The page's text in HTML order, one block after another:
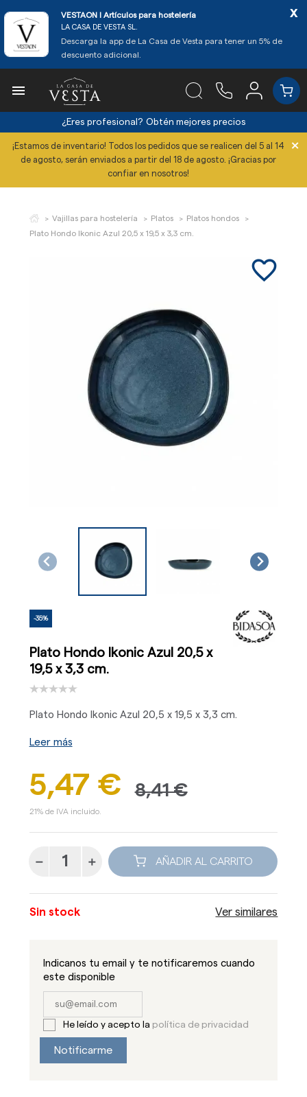
VESTAON l Artículos para hostelería
LA CASA DE VESTA SL.
Descarga la app de La Casa de Vesta para tener un 5% de
descuento adicional.
x

¿Eres profesional? Obtén mejores precios
¡Estamos de inventario! Todos los pedidos que se realicen del 5 al 14
de agosto, serán enviados a partir del 18 de agosto. ¡Gracias por
confiar en nosotros!
×
Vajillas para hostelería Platos
Platos hondos
Plato Hondo Ikonic Azul 20,5 x 19,5 x 3,3 cm.
favorite_border
-35%
Plato Hondo Ikonic Azul 20,5 x
19,5 x 3,3 cm.
Plato Hondo Ikonic Azul 20,5 x 19,5 x 3,3 cm.
Leer más
5,47 € 8,41 €
21% de IVA incluido.
AÑADIR AL CARRITO
Sin stock Ver similares
Indicanos tu email y te notificaremos cuando
este disponible
He leído y acepto la política de privacidad
Notificarme